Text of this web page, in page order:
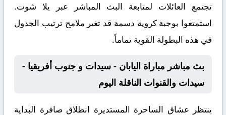
تجتمع العائلات لمتابعة البث المباشر عبر يلا شوت.
استمتعوا بوجبة كروية دسمة قد تغير ملامح ترتيب الجدول
في هذه البطولة القوية تماماً.
بث مباشر مباراة اليابان - سيدات و جنوب أفريقيا -
سيدات والقنوات الناقلة اليوم
ينتظر عشاق الساحرة المستديرة انطلاق صافرة البداية